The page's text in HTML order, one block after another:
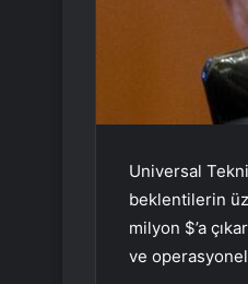
Universal
beklentilerin
milyon $’a
ve